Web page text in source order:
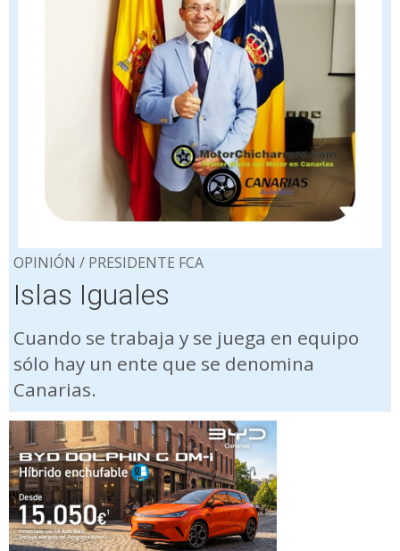
OPINIÓN / PRESIDENTE FCA
Islas Iguales
Cuando se trabaja y se juega en equipo
sólo hay un ente que se denomina
Canarias.